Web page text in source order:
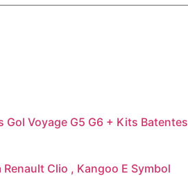
Voyage G5 G6 + Kits Batentes
Clio , Kangoo E Symbol